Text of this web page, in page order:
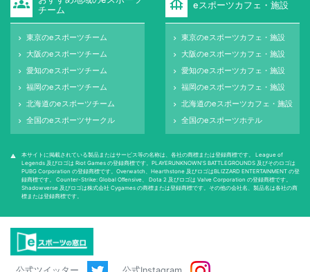
groups
チーム
keyboard_arrow_right 東京のeスポーツチーム
keyboard_arrow_right 大阪のeスポーツチーム
keyboard_arrow_right 愛知のeスポーツチーム
keyboard_arrow_right 福岡のeスポーツチーム
keyboard_arrow_right 北海道のeスポーツチーム
keyboard_arrow_right 全国のeスポーツサークル
foundation eスポーツカフェ・施設
keyboard_arrow_right 東京のeスポーツカフェ・施設
keyboard_arrow_right 大阪のeスポーツカフェ・施設
keyboard_arrow_right 愛知のeスポーツカフェ・施設
keyboard_arrow_right 福岡のeスポーツカフェ・施設
keyboard_arrow_right 北海道のeスポーツカフェ・施設
keyboard_arrow_right 全国のeスポーツホテル
warning
本サイトに掲載されている製品またはサービス等の名称は、各社の商標または登録商標です。 League of
Legends 及びロゴは Riot Games の登録商標です。PLAYERUNKNOWN'S BATTLEGROUNDS 及びそのロゴは
PUBG Corporation の登録商標です。Overwatch、Hearthstone 及びロゴはBLIZZARD ENTERTAINMENT の登
録商標です。 Counter-Strike: Global Oﬀensive、 Dota 2 及びロゴは Valve Corporation の登録商標です。
Shadowverse 及びロゴは株式会社 Cygames の商標または登録商標です。その他の会社名、製品名は各社の商
標または登録商標です。